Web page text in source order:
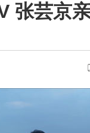
张芸京